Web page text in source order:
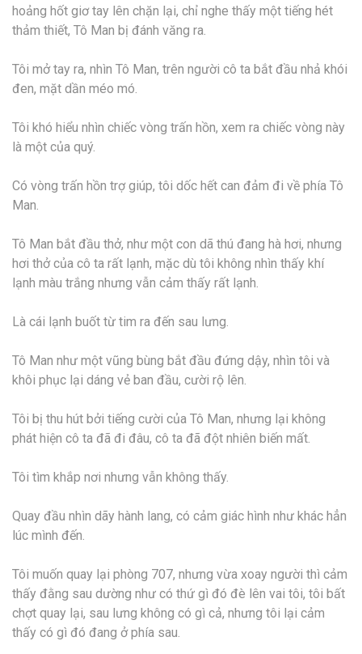
hoảng hốt giơ tay lên chặn lại, chỉ nghe thấy một tiếng hét
thảm thiết, Tô Man bị đánh văng ra.
Tôi mở tay ra, nhìn Tô Man, trên người cô ta bắt đầu nhả khói
đen, mặt dần méo mó.
Tôi khó hiểu nhìn chiếc vòng trấn hồn, xem ra chiếc vòng này
là một của quý.
Có vòng trấn hồn trợ giúp, tôi dốc hết can đảm đi về phía Tô
Man.
Tô Man bắt đầu thở, như một con dã thú đang hà hơi, nhưng
hơi thở của cô ta rất lạnh, mặc dù tôi không nhìn thấy khí
lạnh màu trắng nhưng vẫn cảm thấy rất lạnh.
Là cái lạnh buốt từ tim ra đến sau lưng.
Tô Man như một vũng bùng bắt đầu đứng dậy, nhìn tôi và
khôi phục lại dáng vẻ ban đầu, cười rộ lên.
Tôi bị thu hút bởi tiếng cười của Tô Man, nhưng lại không
phát hiện cô ta đã đi đâu, cô ta đã đột nhiên biến mất.
Tôi tìm khắp nơi nhưng vẫn không thấy.
Quay đầu nhìn dãy hành lang, có cảm giác hình như khác hẳn
lúc mình đến.
Tôi muốn quay lại phòng 707, nhưng vừa xoay người thì cảm
thấy đằng sau dường như có thứ gì đó đè lên vai tôi, tôi bất
chợt quay lại, sau lưng không có gì cả, nhưng tôi lại cảm
thấy có gì đó đang ở phía sau.